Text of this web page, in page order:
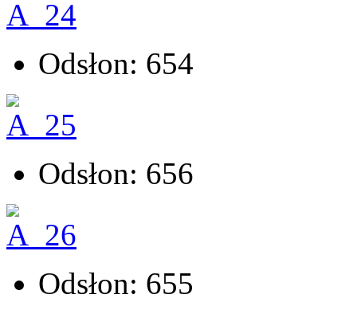
Odsłon: 654
Odsłon: 656
Odsłon: 655